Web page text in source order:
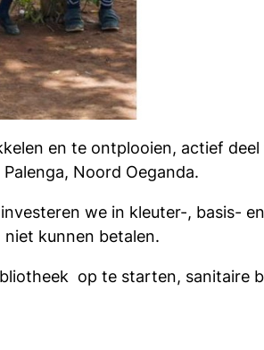
en te ontplooien, actief deel
Noord Oeganda.
we in kleuter-, basis-
kunnen betalen.
op te starten, sanitaire